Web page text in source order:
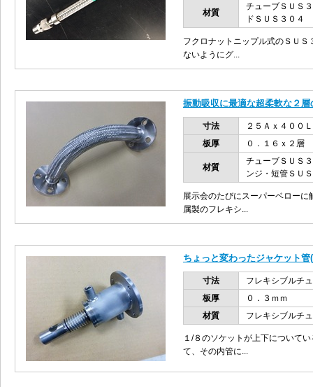
材質
チューブＳＵＳ
ドＳＵＳ３０４
フクロナットニップル式のＳＵ
ないようにグ...
振動吸収に最適な超柔軟な２
寸法
２５Ａｘ４００Ｌ
板厚
０．１６ｘ２層
材質
チューブＳＵＳ
ンジ・短管ＳＵ
展示会のたびにスーパーベロー
属製のフレキシ...
ちょっと変わったジャケット管
寸法
フレキシブルチ
板厚
０．３ｍｍ
材質
フレキシブルチ
１/８のソケットが上下について
て、その内管に...